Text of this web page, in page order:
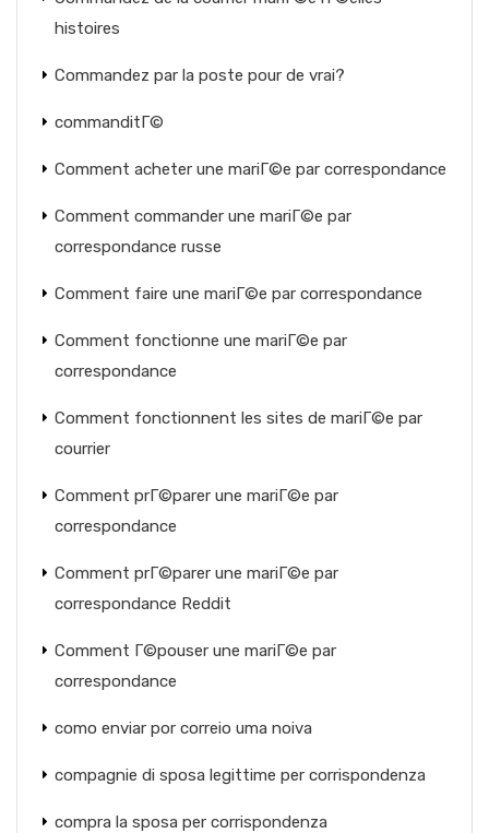
histoires
Commandez par la poste pour de vrai?
commanditГ©
Comment acheter une mariГ©e par correspondance
Comment commander une mariГ©e par
correspondance russe
Comment faire une mariГ©e par correspondance
Comment fonctionne une mariГ©e par
correspondance
Comment fonctionnent les sites de mariГ©e par
courrier
Comment prГ©parer une mariГ©e par
correspondance
Comment prГ©parer une mariГ©e par
correspondance Reddit
Comment Г©pouser une mariГ©e par
correspondance
como enviar por correio uma noiva
compagnie di sposa legittime per corrispondenza
compra la sposa per corrispondenza